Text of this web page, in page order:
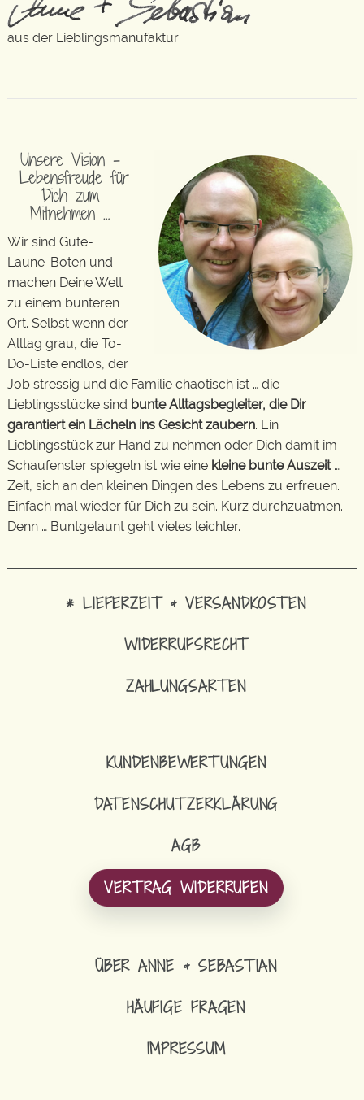
aus der Lieblingsmanufaktur
Unsere Vision –
Lebensfreude für
Dich zum
Mitnehmen …
Wir sind Gute-
Laune-Boten und
machen Deine Welt
zu einem bunteren
Ort. Selbst wenn der
Alltag grau, die To-
Do-Liste endlos, der
Job stressig und die Familie chaotisch ist … die
Lieblingsstücke sind bunte Alltagsbegleiter, die Dir
garantiert ein Lächeln ins Gesicht zaubern. Ein
Lieblingsstück zur Hand zu nehmen oder Dich damit im
Schaufenster spiegeln ist wie eine kleine bunte Auszeit…
Zeit, sich an den kleinen Dingen des Lebens zu erfreuen.
Einfach mal wieder für Dich zu sein. Kurz durchzuatmen.
Denn … Buntgelaunt geht vieles leichter.
* LIEFERZEIT & VERSANDKOSTEN
WIDERRUFSRECHT
ZAHLUNGSARTEN
KUNDENBEWERTUNGEN
DATENSCHUTZERKLÄRUNG
AGB
VERTRAG WIDERRUFEN
ÜBER ANNE & SEBASTIAN
HÄUFIGE FRAGEN
IMPRESSUM